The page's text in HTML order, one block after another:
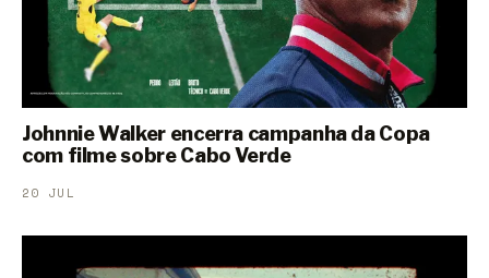
Johnnie Walker encerra campanha da Copa
com filme sobre Cabo Verde
20 JUL